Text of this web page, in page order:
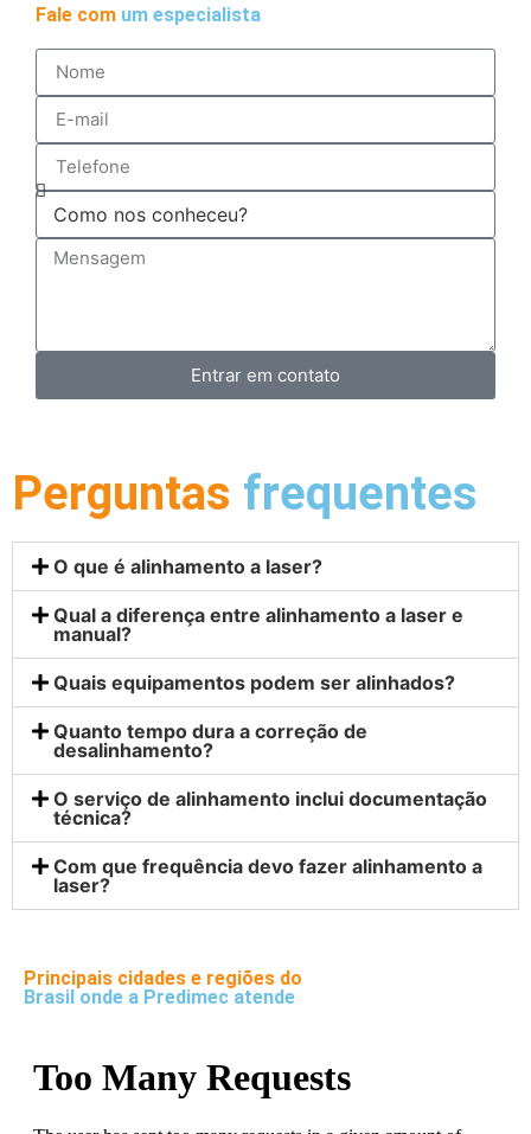
Fale com um especialista
Entrar em contato
Perguntas frequentes
O que é alinhamento a laser?
Qual a diferença entre alinhamento a laser e
manual?
Quais equipamentos podem ser alinhados?
Quanto tempo dura a correção de
desalinhamento?
O serviço de alinhamento inclui documentação
técnica?
Com que frequência devo fazer alinhamento a
laser?
Principais cidades e regiões do
Brasil onde a Predimec atende